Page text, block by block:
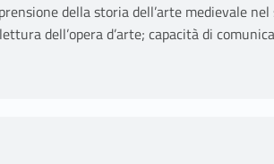
della storia dell’arte medievale
dell’opera d’arte; capacità di